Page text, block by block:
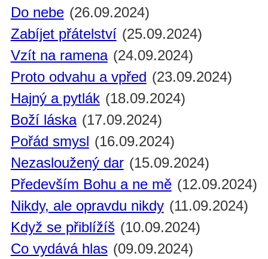
Do nebe (26.09.2024)
Zabíjet přátelství (25.09.2024)
Vzít na ramena (24.09.2024)
Proto odvahu a vpřed (23.09.2024)
Hajný a pytlák (18.09.2024)
Boží láska (17.09.2024)
Pořád smysl (16.09.2024)
Nezasloužený dar (15.09.2024)
Především Bohu a ne mě (12.09.2024)
Nikdy, ale opravdu nikdy (11.09.2024)
Když se přiblížíš (10.09.2024)
Co vydává hlas (09.09.2024)